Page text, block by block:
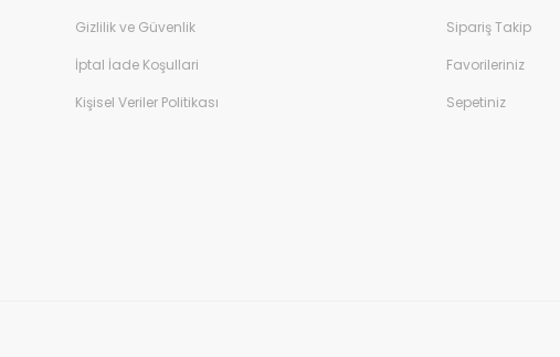
Gizlilik ve Güvenlik
İptal İade Koşullari
Kişisel Veriler Politikası
Sipariş Takip
Favorileriniz
Sepetiniz